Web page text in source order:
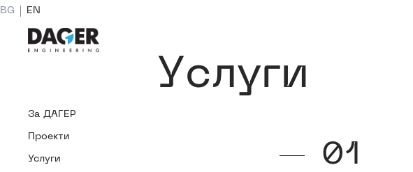
За ДАГЕР
Проекти
Услуги
BG
EN
Услуги
01